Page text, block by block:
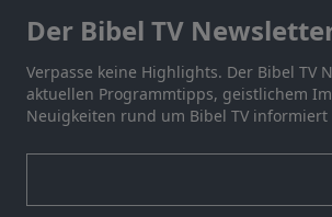
Der Bibel TV
Verpasse keine Highlights. Der Bibel TV
aktuellen Programmtipps, geistlichem
Neuigkeiten rund um Bibel TV informiert